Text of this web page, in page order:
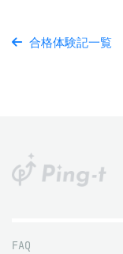
合格体験記一覧
FAQ